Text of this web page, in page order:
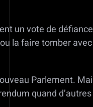
un vote de
la faire tomber
Parlement.
quand